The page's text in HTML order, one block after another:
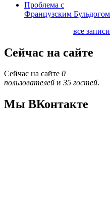
Проблема с
Французским Бульдогом
все записи
Сейчас на сайте
Сейчас на сайте 0
пользователей и 35 гостей.
Мы ВКонтакте